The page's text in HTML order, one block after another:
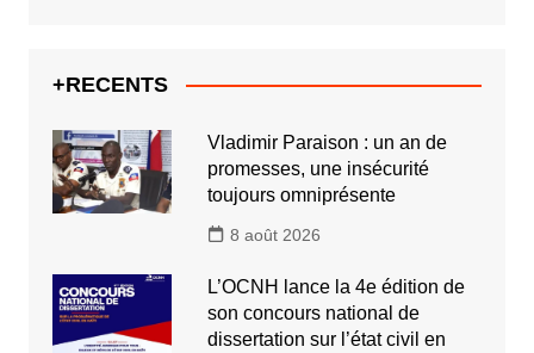
+RECENTS
Vladimir Paraison : un an de
promesses, une insécurité
toujours omniprésente
8 août 2026
L’OCNH lance la 4e édition de
son concours national de
dissertation sur l’état civil en